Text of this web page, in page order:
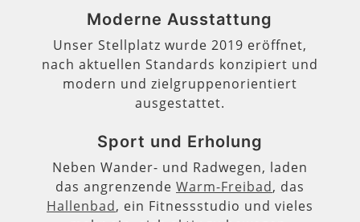
Moderne Ausstattung
Unser Stellplatz wurde 2019 eröffnet,
nach aktuellen Standards konzipiert und
modern und zielgruppenorientiert
ausgestattet.
Sport und Erholung
Neben Wander- und Radwegen, laden
das angrenzende Warm-Freibad, das
Hallenbad, ein Fitnessstudio und vieles